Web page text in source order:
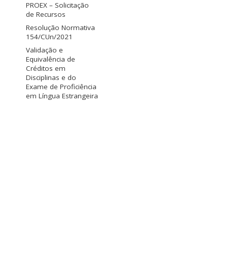
PROEX – Solicitação
de Recursos
Resolução Normativa
154/CUn/2021
Validação e
Equivalência de
Créditos em
Disciplinas e do
Exame de Proficiência
em Língua Estrangeira